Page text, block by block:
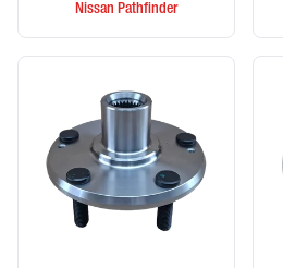
Nissan Pathfinder